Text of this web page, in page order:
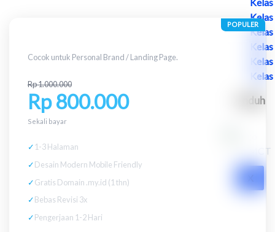
Kelas
Unduh
POPULER
Cocok untuk Personal Brand / Landing Page.
Rp 1.000.000
Rp 800.000
Sekali bayar
✓ 1-3 Halaman
✓Desain Modern Mobile Friendly
✓Gratis Domain .my.id (1 thn)
✓Bebas Revisi 3x
✓Pengerjaan 1-2 Hari